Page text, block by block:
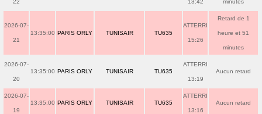
22 13:42 minutes
2026-07-
21
13:35:00 PARIS ORLY TUNISAIR TU635
ATTERRI
15:26
Retard de 1
heure et 51
minutes
2026-07-
20
13:35:00 PARIS ORLY TUNISAIR TU635
ATTERRI
13:19
Aucun retard
2026-07-
19
13:35:00 PARIS ORLY TUNISAIR TU635
ATTERRI
13:16
Aucun retard